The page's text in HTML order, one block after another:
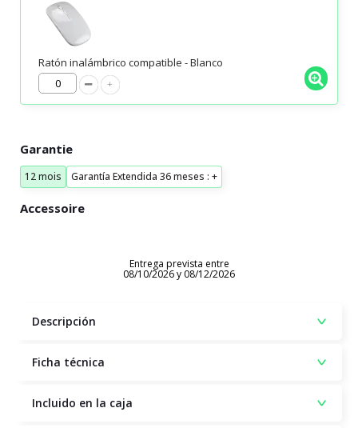
Ratón inalámbrico compatible - Blanco
Garantie
12 mois Garantía Extendida 36 meses : +
Accessoire
Entrega prevista entre
08/10/2026 y 08/12/2026
Descripción
Ficha técnica
Incluido en la caja